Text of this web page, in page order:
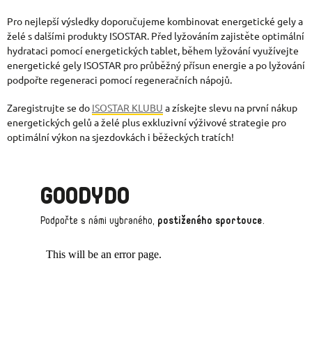
Pro nejlepší výsledky doporučujeme kombinovat energetické gely a
želé s dalšími produkty ISOSTAR. Před lyžováním zajistěte optimální
hydrataci pomocí energetických tablet, během lyžování využívejte
energetické gely ISOSTAR pro průběžný přísun energie a po lyžování
podpořte regeneraci pomocí regeneračních nápojů.
Zaregistrujte se do ISOSTAR KLUBU a získejte slevu na první nákup
energetických gelů a želé plus exkluzivní výživové strategie pro
optimální výkon na sjezdovkách i běžeckých tratích!
GOODYDO
Podpořte s námi vybraného, postiženého sportovce.